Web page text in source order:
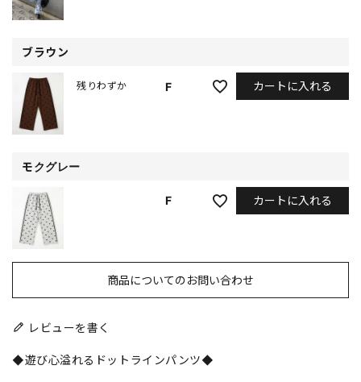
ブラウン
F
残りわずか カートに入れる
モクグレー
F カートに入れる
商品についてのお問い合わせ
レビューを書く
◆遊び心溢れるドットラインパンツ◆